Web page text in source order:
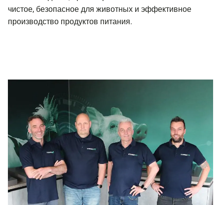
чистое, безопасное для животных и эффективное
производство продуктов питания.